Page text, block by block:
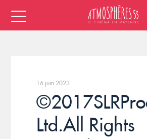
16 juin 2023
Ltd.All Rights